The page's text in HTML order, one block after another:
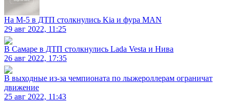
На М-5 в ДТП столкнулись Kia и фура MAN
29 авг 2022, 11:25
В Самаре в ДТП столкнулись Lada Vesta и Нива
26 авг 2022, 17:35
В выходные из-за чемпионата по лыжероллерам ограничат
движение
25 авг 2022, 11:43